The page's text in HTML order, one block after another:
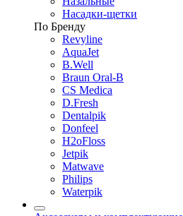
Насадки-щетки
По Бренду
Revyline
AquaJet
B.Well
Braun Oral-B
CS Medica
D.Fresh
Dentalpik
Donfeel
H2oFloss
Jetpik
Matwave
Philips
Waterpik